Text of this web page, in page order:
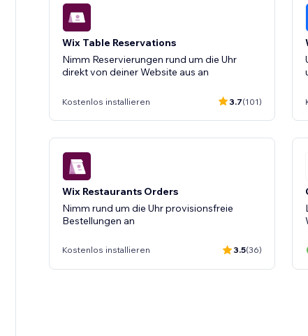
Wix Table Reservations
Nimm Reservierungen rund um die Uhr
direkt von deiner Website aus an
Kostenlos installieren 3.7(101)
Wix Restaurants Orders
Nimm rund um die Uhr provisionsfreie
Bestellungen an
Kostenlos installieren 3.5(36)